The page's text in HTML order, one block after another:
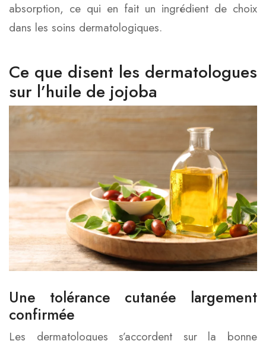
absorption, ce qui en fait un ingrédient de choix
dans les soins dermatologiques.
Ce que disent les dermatologues
sur l’huile de jojoba
Une tolérance cutanée largement
confirmée
Les dermatologues s’accordent sur la bonne